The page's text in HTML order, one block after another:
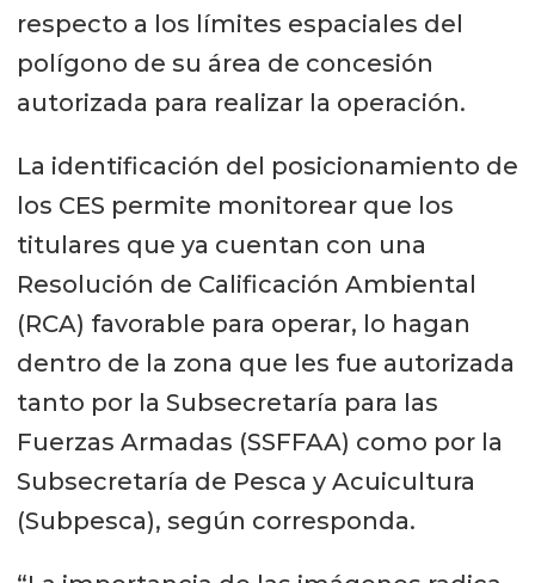
respecto a los límites espaciales del
polígono de su área de concesión
autorizada para realizar la operación.
La identificación del posicionamiento de
los CES permite monitorear que los
titulares que ya cuentan con una
Resolución de Calificación Ambiental
(RCA) favorable para operar, lo hagan
dentro de la zona que les fue autorizada
tanto por la Subsecretaría para las
Fuerzas Armadas (SSFFAA) como por la
Subsecretaría de Pesca y Acuicultura
(Subpesca), según corresponda.